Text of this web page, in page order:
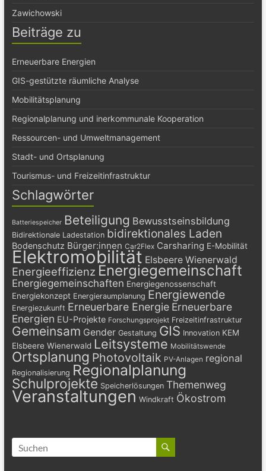
Zawichowski
Beiträge zu
Erneuerbare Energien
GIS-gestützte räumliche Analyse
Mobilitätsplanung
Regionalplanung und inerkommunale Kooperation
Ressourcen- und Umweltmanagement
Stadt- und Ortsplanung
Tourismus- und Freizeitinfrastruktur
Schlagwörter
Batteriespeicher Beteiligung Bewusstseinsbildung
Bidirektionale Ladestation bidirektionales Laden
Bodenschutz Bürger:innen Car2Flex Carsharing E-Mobilität
Elektromobilität Elsbeere Wienerwald
Energieeffizienz Energiegemeinschaft
Energiegemeinschaften Energiegenossenschaft
Energiekonzept Energieraumplanung Energiewende
Energiezukunft Erneuerbare Energie Erneuerbare
Energien EU-Projekte Forschungsprojekt Freizeitinfrastruktur
Gemeinsam Gender Gestaltung GIS Innovation KEM
Elsbeere Wienerwald Leitsysteme Mobilitätswende
Ortsplanung Photovoltaik PV-Anlagen regional
Regionalisierung Regionalplanung
Schulprojekte Speicherlösungen Themenweg
Veranstaltungen Windkraft Ökostrom